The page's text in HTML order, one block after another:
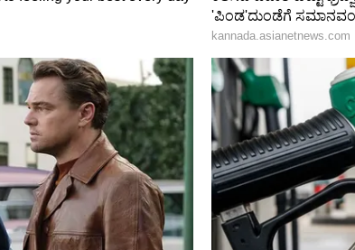
ಮಾಜಿ ನಕ್ಸಲ್ ಚಂದ್ರ ಬಂಧನ!
ಸಲುವಾಗಿ ವಿಕಾಸ್ ಫಾರ್ ಎಂಬ ನಕಲಿ ಆಧಾರ್‌ಕಾರ್ಡ್
ಪ್ರಚಾರ ಮಾಡಲು ಮತ್ತು ಸದಸ್ಯರನ್ನು
ನಕಲಿ ಆಧಾರ್‌ಕಾರ್ಡ್ ಗಳನ್ನು ರಾಜನ್ ಸೃಷ್ಟಿಸಿಕೊಳ್ಳುತ್ತಿದ್ದ
ಸಿಮ್ ಕಾರ್ಡ್ಗಳನ್ನು ಕೂಡ ರಾಜನ್ ಖರೀದಿಸಿದ್ದ ಎಂದು
ಅನಿರುದ್ಧ ರಾಜನ್ ಕರ್ನಾಟಕದ ನಂಟಿನ ಕುರಿತು